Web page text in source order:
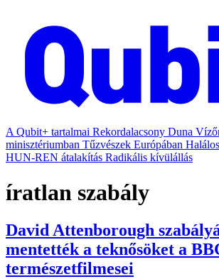
A Qubit+ tartalmai Rekordalacsony Duna
minisztériumban Tűzvészek Európában
HUN-REN átalakítás Radikális kívülállás
íratlan szabály
David Attenborough
mentették a teknősöket a
természetfilmesei